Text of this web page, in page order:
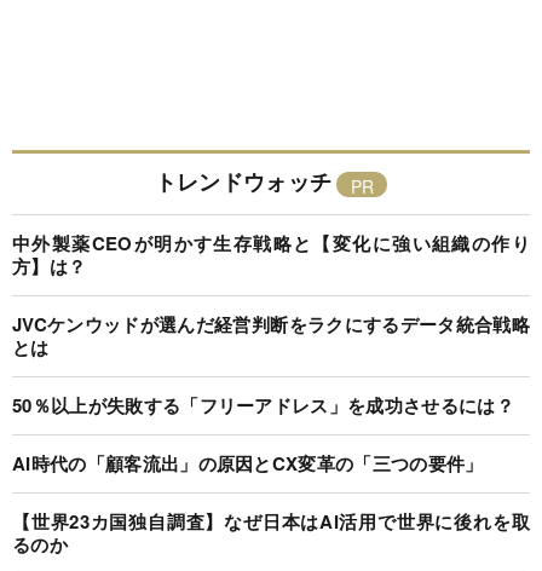
トレンドウォッチ
中外製薬CEOが明かす生存戦略と【変化に強い組織の作り
方】は？
JVCケンウッドが選んだ経営判断をラクにするデータ統合戦略
とは
50％以上が失敗する「フリーアドレス」を成功させるには？
AI時代の「顧客流出」の原因とCX変革の「三つの要件」
【世界23カ国独自調査】なぜ日本はAI活用で世界に後れを取
るのか